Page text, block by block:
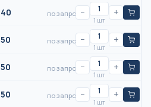
40 по запросу−
1 шт
+
50 по запросу−
1 шт
+
50 по запросу−
1 шт
+
50 по запросу−
1 шт
+